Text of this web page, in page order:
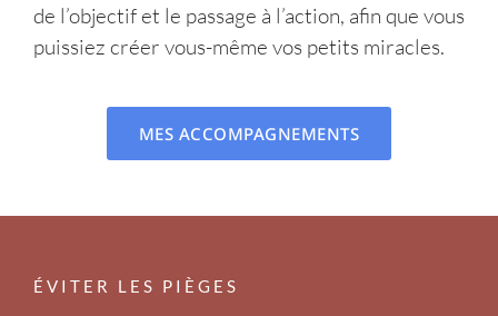
de l’objectif et le passage à l’action, afin que vous
puissiez créer vous-même vos petits miracles.
MES ACCOMPAGNEMENTS
ÉVITER LES PIÈGES